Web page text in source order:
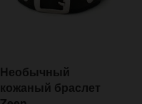
Необычный
кожаный браслет